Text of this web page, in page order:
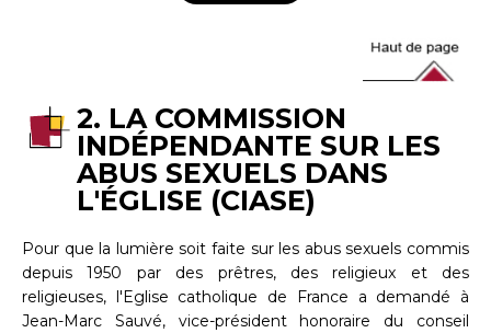
2. LA COMMISSION
INDÉPENDANTE SUR LES
ABUS SEXUELS DANS
L'ÉGLISE (CIASE)
Pour que la lumière soit faite sur les abus sexuels commis
depuis 1950 par des prêtres, des religieux et des
religieuses, l'Eglise catholique de France a demandé à
Jean-Marc Sauvé, vice-président honoraire du conseil